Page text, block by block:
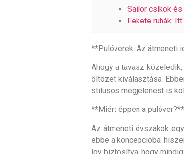
Sailor csíkok
Fekete ruhák:
**Pulóverek: Az átmeneti
Ahogy a tavasz
öltözet kiválasztása.
stílusos megjelenést is
**Miért éppen a pulóver?**
Az átmeneti évszakok
ebbe a koncepcióba,
így biztosítva, hogy